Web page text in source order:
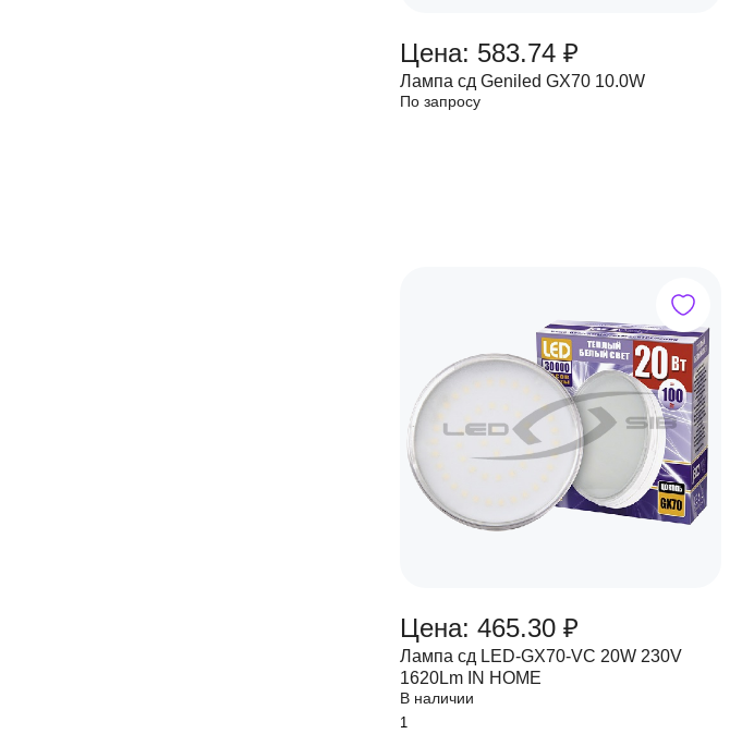
Цена: 583.74 ₽
Лампа сд Geniled GX70 10.0W
По запросу
Цена: 465.30 ₽
Лампа сд LED-GX70-VC 20W 230V
1620Lm IN HOME
В наличии